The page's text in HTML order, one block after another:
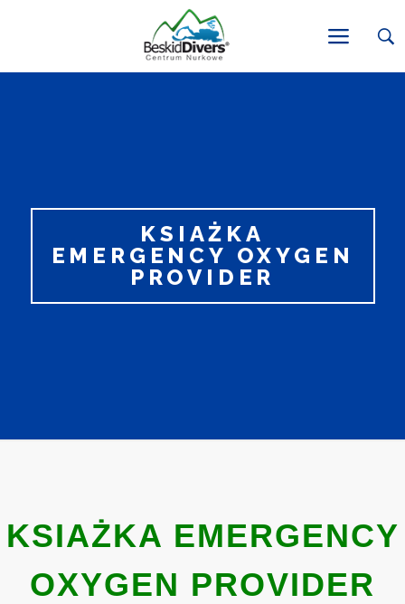
KSIAŻKA
EMERGENCY OXYGEN
PROVIDER
KSIAŻKA EMERGENCY
OXYGEN PROVIDER